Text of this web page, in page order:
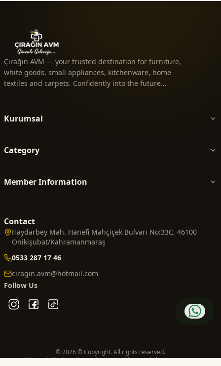
Çırağın AVM — your trusted destination for furniture,
white goods, small appliances, kitchenware, home
textiles and carpets. Confidently into the future...
Kurumsal
Category
Member Information
Contact
Haydarbey Mah. Hanefi Mahçiçek Bulvarı No:33C, 46100
Onikişubat/Kahramanmaraş
0533 287 17 46
ciragin.avm@hotmail.com
Follow Us
© 2026 © Copyright. All rights reserved.
Privacy PolicyData Protection NoticeDistance Sales Agreement